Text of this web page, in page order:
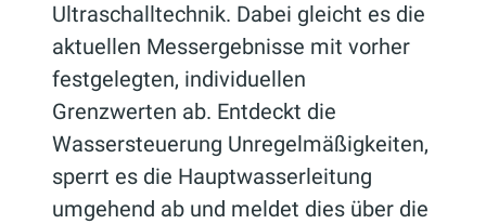
Ultraschalltechnik. Dabei gleicht es die
aktuellen Messergebnisse mit vorher
festgelegten, individuellen
Grenzwerten ab. Entdeckt die
Wassersteuerung Unregelmäßigkeiten,
sperrt es die Hauptwasserleitung
umgehend ab und meldet dies über die